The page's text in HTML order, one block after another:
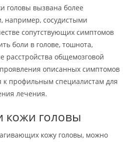
головы вызвана более
сосудистыми
сопутствующих симптомов
боли в голове, тошнота,
расстройства общемозговой
описанных симптомов
к профильным специалистам для
лечения.
кожи головы
кожу головы, можно